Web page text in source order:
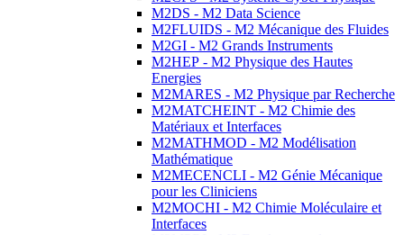
M2DS - M2 Data Science
M2FLUIDS - M2 Mécanique des Fluides
M2GI - M2 Grands Instruments
M2HEP - M2 Physique des Hautes
Energies
M2MARES - M2 Physique par Recherche
M2MATCHEINT - M2 Chimie des
Matériaux et Interfaces
M2MATHMOD - M2 Modélisation
Mathématique
M2MECENCLI - M2 Génie Mécanique
pour les Cliniciens
M2MOCHI - M2 Chimie Moléculaire et
Interfaces